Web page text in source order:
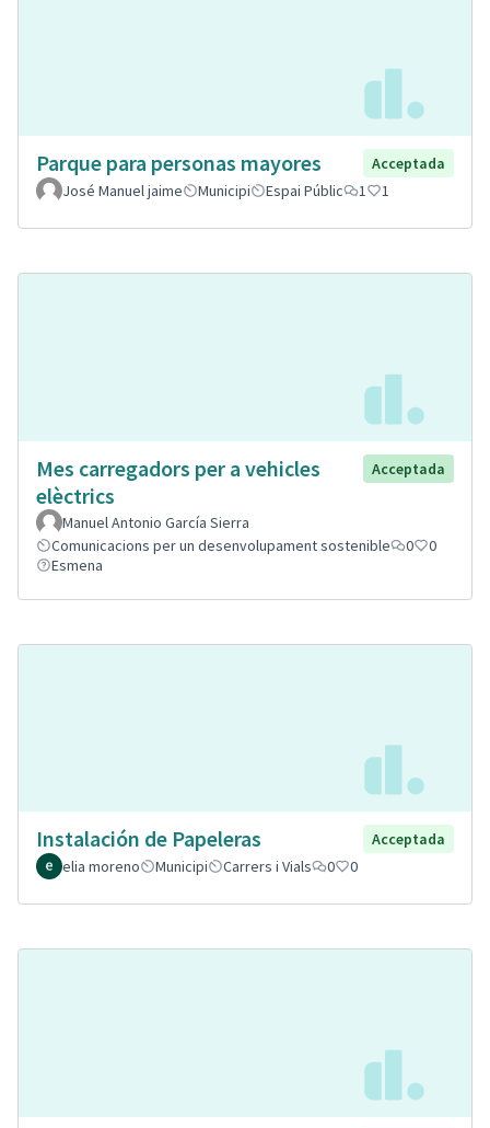
Parque para personas mayores
Acceptada
José Manuel jaime
Municipi Espai Públic 1 1
Mes carregadors per a vehicles
elèctrics
Acceptada
Manuel Antonio García Sierra
Comunicacions per un desenvolupament sostenible
0
0
Esmena
Instalación de Papeleras
Acceptada
elia moreno
Municipi Carrers i Vials 0 0